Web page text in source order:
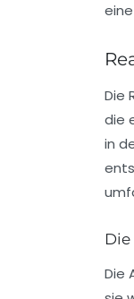
Die
die
in
Die